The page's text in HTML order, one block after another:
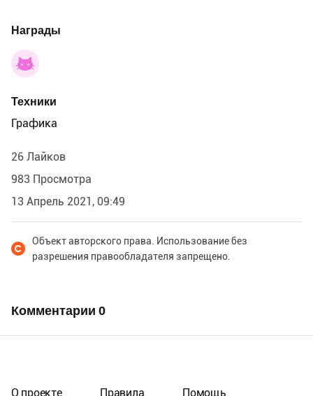
Награды
Техники
Графика
26 Лайков
983 Просмотра
13 Апрель 2021, 09:49
Объект авторского права. Использование без
разрешения правообладателя запрещено.
Комментарии 0
О проекте Правила Помощь